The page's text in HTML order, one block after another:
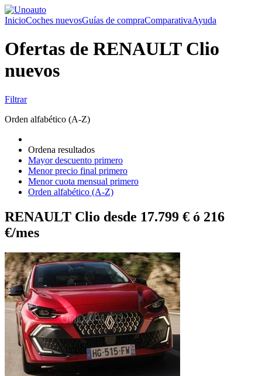
InicioCoches nuevosGuías de compraComparativaAyuda
Ofertas de RENAULT Clio
nuevos
Filtrar
Orden alfabético (A-Z)
Ordena resultados
Mayor descuento primero
Menor precio final primero
Menor cuota mensual primero
Orden alfabético (A-Z)
RENAULT Clio desde 17.799 € ó 216
€/mes